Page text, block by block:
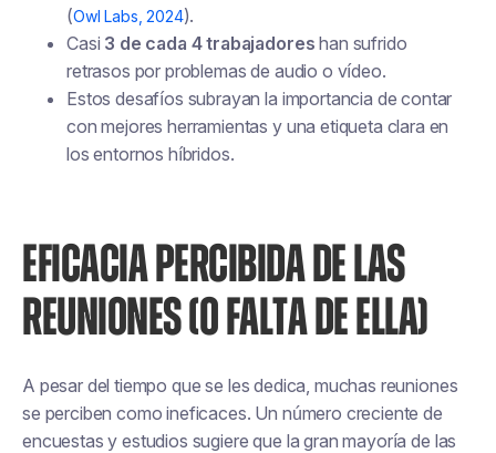
(Owl Labs, 2024).
Casi 3 de cada 4 trabajadores han sufrido
retrasos por problemas de audio o vídeo.
Estos desafíos subrayan la importancia de contar
con mejores herramientas y una etiqueta clara en
los entornos híbridos.
EFICACIA PERCIBIDA DE LAS
REUNIONES (O FALTA DE ELLA)
A pesar del tiempo que se les dedica, muchas reuniones
se perciben como ineficaces. Un número creciente de
encuestas y estudios sugiere que la gran mayoría de las